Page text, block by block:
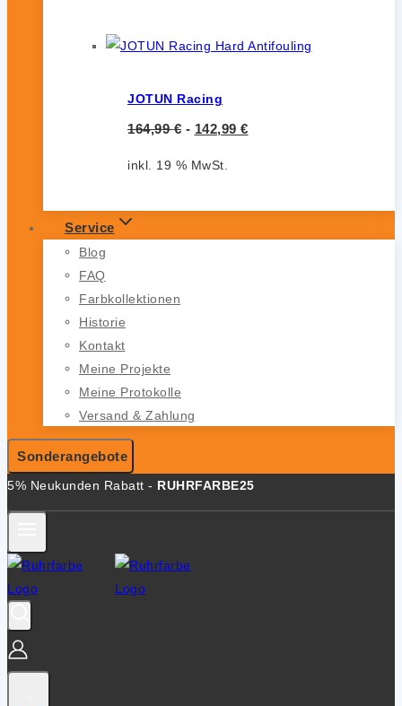
JOTUN Racing
164,99€ - 142,99 €
inkl. 19 % MwSt.
Service
Blog
FAQ
Farbkollektionen
Historie
Kontakt
Meine Projekte
Meine Protokolle
Versand & Zahlung
Sonderangebote
5% Neukunden Rabatt - RUHRFARBE25